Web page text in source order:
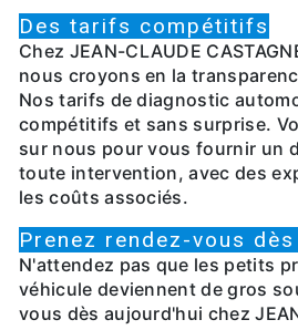
Des tarifs compétitifs
Chez JEAN-CLAUDE
nous croyons en la
Nos tarifs de diagnostic
compétitifs et sans surprise.
sur nous pour vous fournir un
toute intervention, avec des
les coûts associés.
Prenez rendez-vous
N'attendez pas que les petits
véhicule deviennent de gros
vous dès aujourd'hui chez